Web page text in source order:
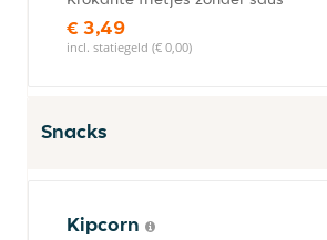
€ 3,49
incl. statiegeld (€ 0,00)
Snacks
Kipcorn